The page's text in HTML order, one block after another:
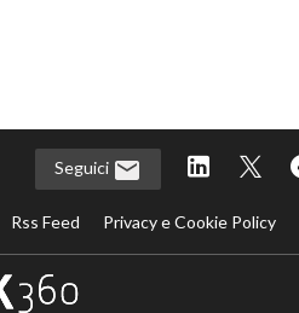
Seguici
Rss Feed Privacy e Cookie Policy